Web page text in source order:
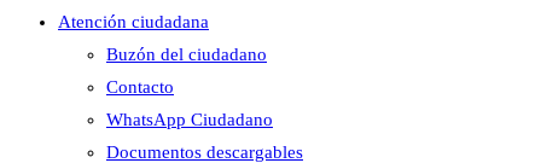
Atención ciudadana
Buzón del ciudadano
Contacto
WhatsApp Ciudadano
Documentos descargables